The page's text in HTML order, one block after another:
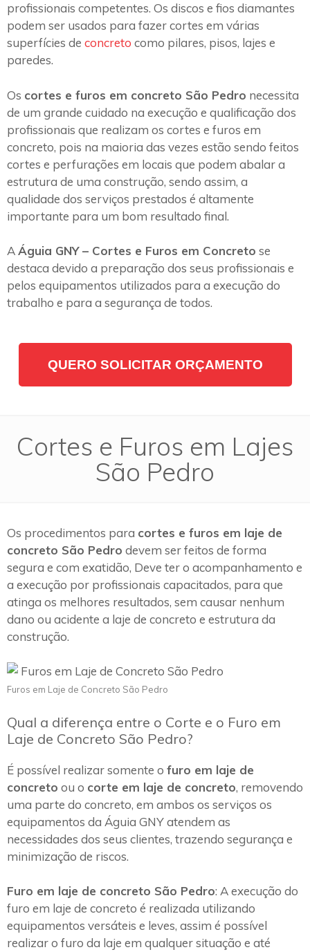
profissionais competentes. Os discos e fios diamantes
podem ser usados para fazer cortes em várias
superfícies de concreto como pilares, pisos, lajes e
paredes.
Os cortes e furos em concreto São Pedro necessita
de um grande cuidado na execução e qualificação dos
profissionais que realizam os cortes e furos em
concreto, pois na maioria das vezes estão sendo feitos
cortes e perfurações em locais que podem abalar a
estrutura de uma construção, sendo assim, a
qualidade dos serviços prestados é altamente
importante para um bom resultado final.
AÁguia GNY – Cortes e Furos em Concreto se
destaca devido a preparação dos seus profissionais e
pelos equipamentos utilizados para a execução do
trabalho e para a segurança de todos.
QUERO SOLICITAR ORÇAMENTO
Cortes e Furos em Lajes
São Pedro
Os procedimentos para cortes e furos em laje de
concreto São Pedro devem ser feitos de forma
segura e com exatidão, Deve ter o acompanhamento e
a execução por profissionais capacitados, para que
atinga os melhores resultados, sem causar nenhum
dano ou acidente a laje de concreto e estrutura da
construção.
Furos em Laje de Concreto São Pedro
Qual a diferença entre o Corte e o Furo em
Laje de Concreto São Pedro?
É possível realizar somente o furo em laje de
concreto ou o corte em laje de concreto, removendo
uma parte do concreto, em ambos os serviços os
equipamentos da Águia GNY atendem as
necessidades dos seus clientes, trazendo segurança e
minimização de riscos.
Furo em laje de concreto São Pedro: A execução do
furo em laje de concreto é realizada utilizando
equipamentos versáteis e leves, assim é possível
realizar o furo da laje em qualquer situação e até